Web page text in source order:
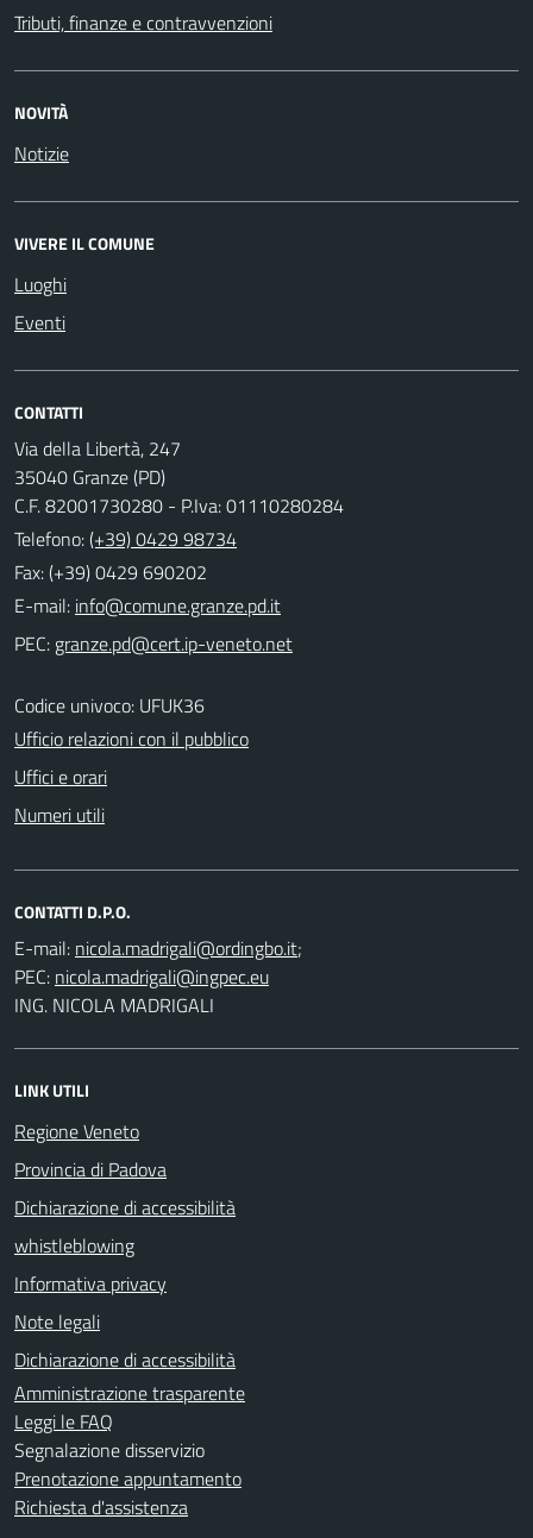
Tributi, finanze e contravvenzioni
NOVITÀ
Notizie
VIVERE IL COMUNE
Luoghi
Eventi
CONTATTI
Via della Libertà, 247
35040 Granze (PD)
C.F. 82001730280 - P.Iva: 01110280284
Telefono:(+39) 0429 98734
Fax: (+39) 0429 690202
E-mail:
PEC:
Codice univoco: UFUK36
Ufficio relazioni con il pubblico
Uffici e orari
Numeri utili
CONTATTI D.P.O.
E-mail:
;
PEC:
ING. NICOLA MADRIGALI
LINK UTILI
Regione Veneto
Provincia di Padova
Dichiarazione di accessibilità
whistleblowing
Informativa privacy
Note legali
Dichiarazione di accessibilità
Amministrazione trasparente
Leggi le FAQ
Segnalazione disservizio
Prenotazione appuntamento
Richiesta d'assistenza